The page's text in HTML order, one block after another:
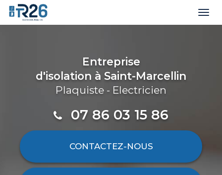
Entreprise
d'isolation à Saint-Marcellin
Plaquiste - Electricien
07 86 03 15 86
CONTACTEZ-NOUS